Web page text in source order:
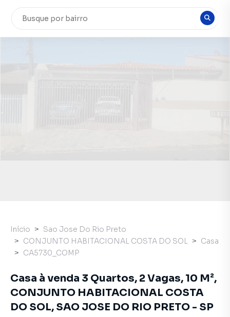
Início
Sao Jose Do Rio Preto
CONJUNTO HABITACIONAL COSTA DO SOL
Casa
CA5730_COMP
Casa à venda 3 Quartos, 2 Vagas, 10 M²,
CONJUNTO HABITACIONAL COSTA
DO SOL, SAO JOSE DO RIO PRETO - SP